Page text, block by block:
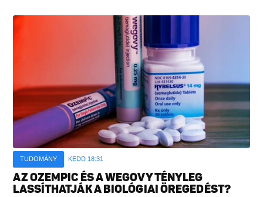
TUDOMÁNY KEDD 18:31
AZ OZEMPIC ÉS A WEGOVY TÉNYLEG
LASSÍTHATJÁK A BIOLÓGIAI ÖREGEDÉST?